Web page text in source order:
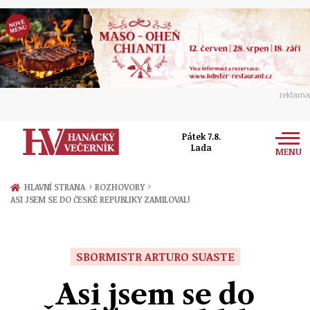
reklama
Pátek 7.8.
Lada
MENU
Zprávy
Ekonomika
Ženy
Sport
HLAVNÍ STRANA › ROZHOVORY ›
ASI JSEM SE DO ČESKÉ REPUBLIKY ZAMILOVAL!
SBORMISTR ARTURO SUASTE
Asi jsem se do